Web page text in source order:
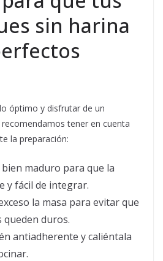
sin harina
óptimo y disfrutar de un
tener en cuenta
la preparación:
maduro para que la
y fácil de integrar.
la masa para evitar que
queden duros.
antiadherente y caliéntala